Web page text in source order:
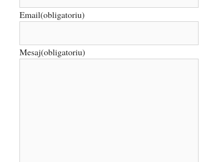
Email(obligatoriu)
Mesaj(obligatoriu)